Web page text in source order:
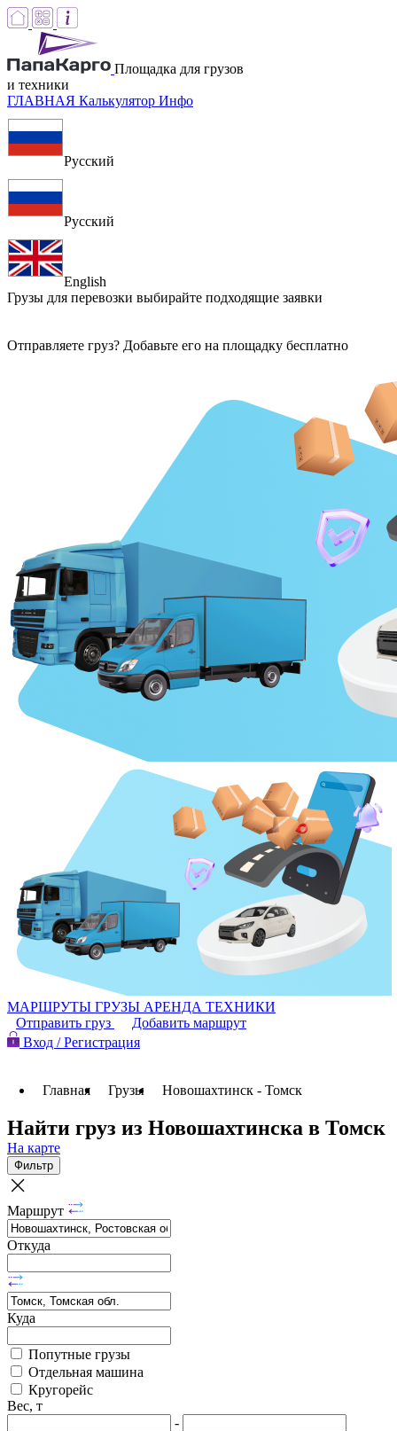
Площадка для грузов
и техники
ГЛАВНАЯ Калькулятор Инфо
Русский
Русский
English
Грузы для перевозки выбирайте подходящие заявки
Отправляете груз? Добавьте его на площадку бесплатно
МАРШРУТЫ ГРУЗЫ АРЕНДА ТЕХНИКИ
Отправить груз
Добавить маршрут
Вход / Регистрация
Главная Грузы Новошахтинск - Томск
Найти груз из Новошахтинска в Томск
На карте
Фильтр
Маршрут
Откуда
Куда
Попутные грузы
Отдельная машина
Кругорейс
Вес, т
-